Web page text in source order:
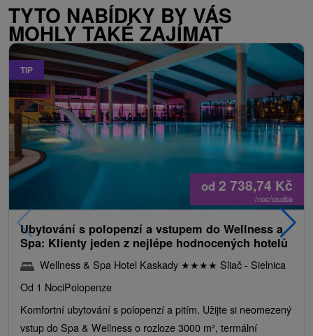
TYTO NABÍDKY BY VÁS
MOHLY TAKÉ ZAJÍMAT
TIP
od 2 738,74 Kč
/noc/osoba
Ubytování s polopenzí a vstupem do Wellness a
Spa: Klienty jeden z nejlépe hodnocených hotelů
Wellness & Spa Hotel Kaskady ★★★★ Sliač - Sielnica
Od 1 NociPolopenze
Komfortní ubytování s polopenzí a pitím. Užijte si neomezený
vstup do Spa & Wellness o rozloze 3000 m², termální